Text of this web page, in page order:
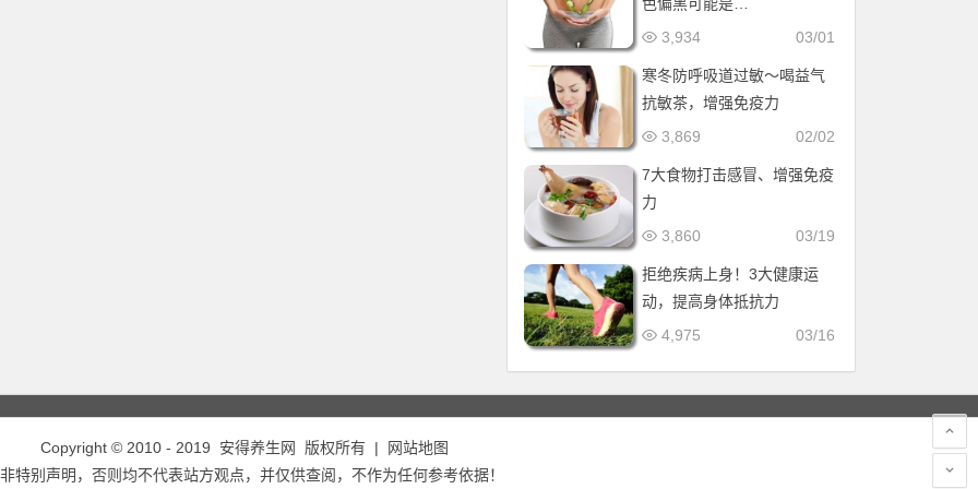
03/01
3,934
寒冬防呼吸道过敏～喝益气
抗敏茶，增强免疫力
02/02
3,869
7大食物打击感冒、增强免疫
力
03/19
3,860
拒绝疾病上身！3大健康运
动，提高身体抵抗力
03/16
4,975
Copyright © 2010 - 2019 安得养生网 版权所有 |
网站地图
特别声明，否则均不代表站方观点，并仅供查阅，不作为任何参考依据！